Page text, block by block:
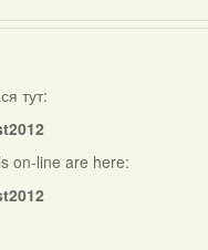
тут:
on-line are here: